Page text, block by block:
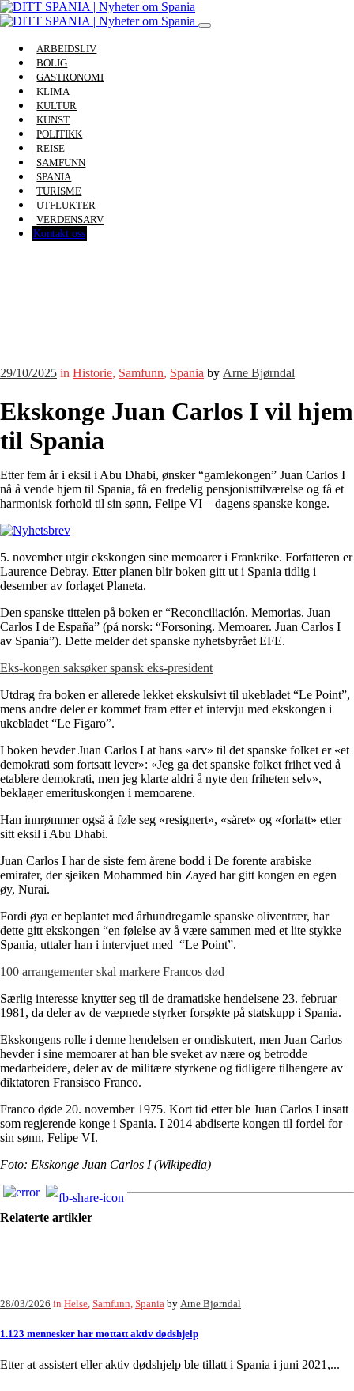
ARBEIDSLIV
BOLIG
GASTRONOMI
KLIMA
KULTUR
KUNST
POLITIKK
REISE
SAMFUNN
SPANIA
TURISME
UTFLUKTER
VERDENSARV
Kontakt oss
29/10/2025 in Historie, Samfunn, Spania by Arne Bjørndal
Ekskonge Juan Carlos I vil hjem
til Spania
Etter fem år i eksil i Abu Dhabi, ønsker “gamlekongen” Juan Carlos I
nå å vende hjem til Spania, få en fredelig pensjonisttilværelse og få et
harmonisk forhold til sin sønn, Felipe VI – dagens spanske konge.
5. november utgir ekskongen sine memoarer i Frankrike. Forfatteren er
Laurence Debray. Etter planen blir boken gitt ut i Spania tidlig i
desember av forlaget Planeta.
Den spanske tittelen på boken er “Reconciliación. Memorias. Juan
Carlos I de España” (på norsk: “Forsoning. Memoarer. Juan Carlos I
av Spania”). Dette melder det spanske nyhetsbyrået EFE.
Eks-kongen saksøker spansk eks-president
Utdrag fra boken er allerede lekket ekskulsivt til ukebladet “Le Point”,
mens andre deler er kommet fram etter et intervju med ekskongen i
ukebladet “Le Figaro”.
I boken hevder Juan Carlos I at hans «arv» til det spanske folket er «et
demokrati som fortsatt lever»: «Jeg ga det spanske folket frihet ved å
etablere demokrati, men jeg klarte aldri å nyte den friheten selv»,
beklager emerituskongen i memoarene.
Han innrømmer også å føle seg «resignert», «såret» og «forlatt» etter
sitt eksil i Abu Dhabi.
Juan Carlos I har de siste fem årene bodd i De forente arabiske
emirater, der sjeiken Mohammed bin Zayed har gitt kongen en egen
øy, Nurai.
Fordi øya er beplantet med århundregamle spanske oliventrær, har
dette gitt ekskongen “en følelse av å være sammen med et lite stykke
Spania, uttaler han i intervjuet med “Le Point”.
100 arrangementer skal markere Francos død
Særlig interesse knytter seg til de dramatiske hendelsene 23. februar
1981, da deler av de væpnede styrker forsøkte på statskupp i Spania.
Ekskongens rolle i denne hendelsen er omdiskutert, men Juan Carlos
hevder i sine memoarer at han ble sveket av nære og betrodde
medarbeidere, deler av de militære styrkene og tidligere tilhengere av
diktatoren Fransisco Franco.
Franco døde 20. november 1975. Kort tid etter ble Juan Carlos I insatt
som regjerende konge i Spania. I 2014 abdiserte kongen til fordel for
sin sønn, Felipe VI.
Foto: Ekskonge Juan Carlos I (Wikipedia)
Relaterte artikler
28/03/2026 in Helse Samfunn Spania by Arne Bjørndal
1.123 mennesker har mottatt aktiv dødshjelp
Etter at assistert eller aktiv dødshjelp ble tillatt i Spania i juni 2021,...